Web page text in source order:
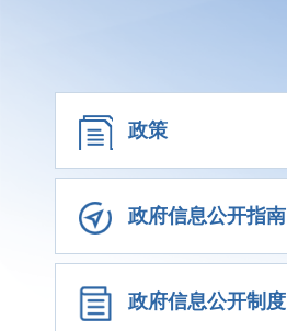
政策
政府信息公开指南
政府信息公开制度